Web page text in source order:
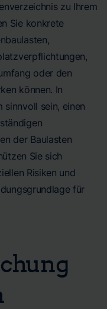
zu Ihrem
Sie konkrete
oder den
können. In
sinnvoll sein, einen
der Baulasten
Sie sich
Risiken und
für